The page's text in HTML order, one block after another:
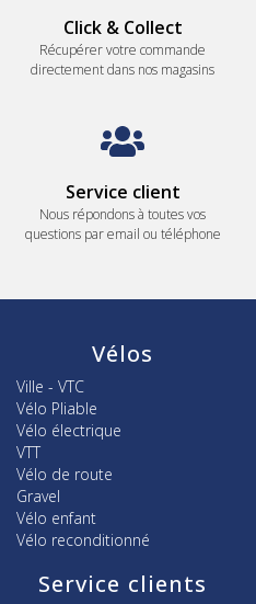
Click & Collect
Récupérer votre commande
directement dans nos magasins
Service client
Nous répondons à toutes vos
questions par email ou téléphone
Vélos
Ville - VTC
Vélo Pliable
Vélo électrique
VTT
Vélo de route
Gravel
Vélo enfant
Vélo reconditionné
Service clients